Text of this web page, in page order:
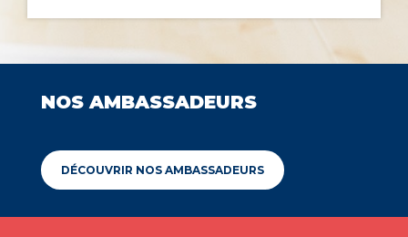
NOS AMBASSADEURS
DÉCOUVRIR NOS AMBASSADEURS